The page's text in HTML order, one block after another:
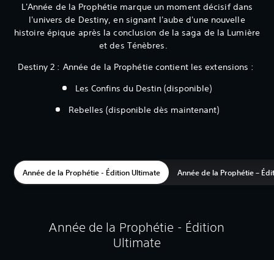
L'Année de la Prophétie marque un moment décisif dans
l'univers de Destiny, en signant l'aube d'une nouvelle
histoire épique après la conclusion de la saga de la Lumière
et des Ténèbres.
Destiny 2 : Année de la Prophétie contient les extensions :
Les Confins du Destin (disponible)‎
Rebelles (disponible dès maintenant)
Année de la Prophétie - Édition Ultimate Année de la Prophétie –
Année de la Prophétie - Édition
Ultimate